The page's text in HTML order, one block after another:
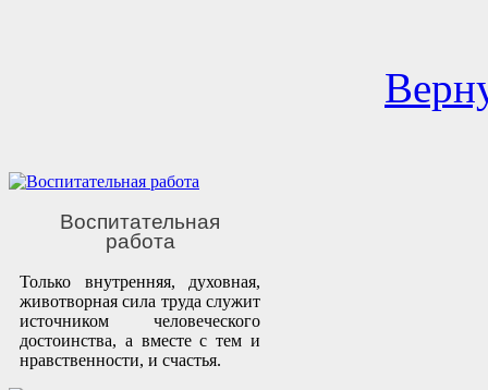
Воспитательная
работа
Только внутренняя, духовная,
животворная сила труда служит
источником человеческого
достоинства, а вместе с тем и
нравственности, и счастья.